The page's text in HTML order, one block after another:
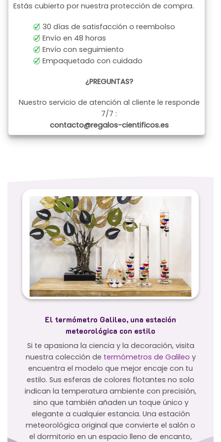
Estás cubierto por nuestra protección de compra.
30 días de satisfacción o reembolso
Envío en 48 horas
Envío con seguimiento
Empaquetado con cuidado
¿PREGUNTAS?
Nuestro servicio de atención al cliente le responde
7/7 :
contacto@regalos-cientificos.es
El termómetro Galileo, una estación
meteorológica con estilo
Si te apasiona la ciencia y la decoración, visita
nuestra colección de termómetros de Galileo y
encuentra el modelo que mejor encaje con tu
estilo. Sus esferas de colores flotantes no solo
indican la temperatura ambiente con precisión,
sino que también añaden un toque único y
elegante a cualquier estancia. Una estación
meteorológica original que convierte el salón o
el dormitorio en un espacio lleno de encanto,